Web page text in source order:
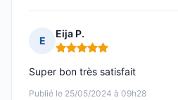
E
Eija P.
Note : 5 sur 5
Publié le 25/05/2024 à 09h28
Super bon très satisfait